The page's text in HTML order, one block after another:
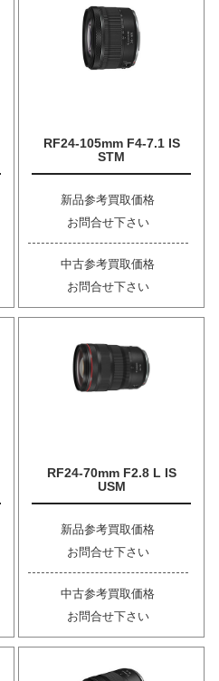
RF24-105mm F4-7.1 IS
STM
新品参考買取価格
お問合せ下さい
中古参考買取価格
お問合せ下さい
RF24-70mm F2.8 L IS
USM
新品参考買取価格
お問合せ下さい
中古参考買取価格
お問合せ下さい